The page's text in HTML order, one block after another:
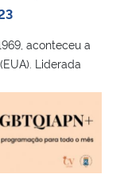
aconteceu a
Liderada